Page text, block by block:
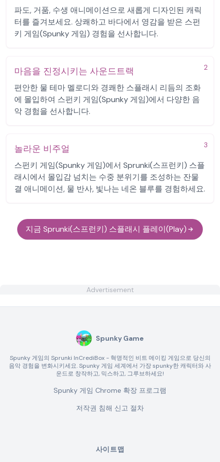
파도, 거품, 수생 애니메이션으로 새롭게 디자인된 캐릭
터를 즐겨보세요. 상쾌하고 바다에서 영감을 받은 스펀
키 게임(Spunky 게임) 경험을 선사합니다.
2
마음을 진정시키는 사운드트랙
편안한 물 테마 멜로디와 경쾌한 스플래시 리듬의 조화
에 몰입하여 스펀키 게임(Spunky 게임)에서 다양한 음
악 경험을 선사합니다.
3
놀라운 비주얼
스펀키 게임(Spunky 게임)에서 Sprunki(스프런키) 스플
래시에서 몰입감 넘치는 수중 분위기를 조성하는 잔물
결 애니메이션, 물 반사, 빛나는 네온 블루를 경험하세요.
지금 Sprunki(스프런키) 스플래시 플레이(Play)
Advertisement
Spunky Game
Spunky 게임의 Sprunki InCrediBox - 혁명적인 비트 메이킹 게임으로 당신의
음악 경험을 변화시키세요. Spunky 게임 세계에서 가장 spunky한 캐릭터와 사
운드로 창작하고, 믹스하고, 그루브하세요!
Spunky 게임 Chrome 확장 프로그램
저작권 침해 신고 절차
사이트맵